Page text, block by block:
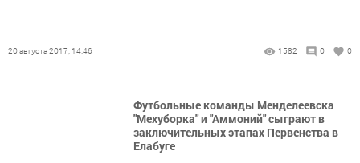
20 августа 2017, 14:46 1582 0 0
Футбольные команды Менделеевска
"Мехуборка" и "Аммоний" сыграют в
заключительных этапах Первенства в
Елабуге